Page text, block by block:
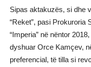
Sipas aktakuzës, si dhe
“Reket”, pasi Prokuroria
“Imperia” në nëntor
dyshuar Orce Kamçev,
preferencial, të tilla si